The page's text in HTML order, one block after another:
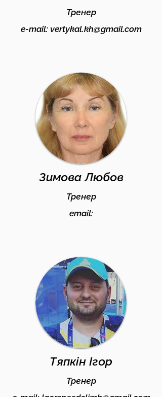
Тренер
e-mail: vertykal.kh@gmail.com
Зимова Любов
Тренер
email:
Тяпкін Ігор
Тренер